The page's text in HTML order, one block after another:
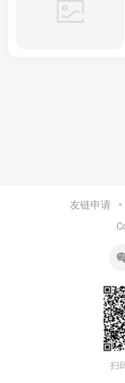
友链申请
扫